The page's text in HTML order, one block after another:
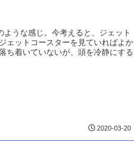
うな感じ。今考えると、ジェット
ェットコースターを見ていればよか
ち着いていないが、頭を冷静にする
2020-03-20